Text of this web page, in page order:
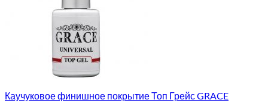
Каучуковое финишное покрытие Топ Грейс GRACE